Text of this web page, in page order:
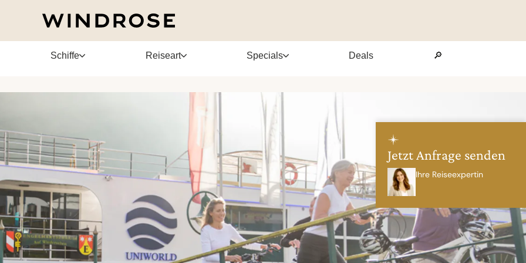
Jetzt Anfrage senden
Ihre Reiseexpertin
Schiffe Reiseart Specials Deals 🔎